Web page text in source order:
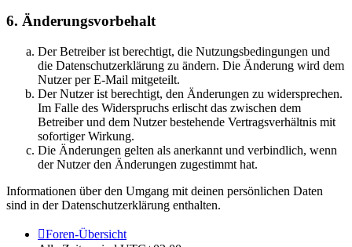
6. Änderungsvorbehalt
Der Betreiber ist berechtigt, die Nutzungsbedingungen und
die Datenschutzerklärung zu ändern. Die Änderung wird dem
Nutzer per E-Mail mitgeteilt.
Der Nutzer ist berechtigt, den Änderungen zu widersprechen.
Im Falle des Widerspruchs erlischt das zwischen dem
Betreiber und dem Nutzer bestehende Vertragsverhältnis mit
sofortiger Wirkung.
Die Änderungen gelten als anerkannt und verbindlich, wenn
der Nutzer den Änderungen zugestimmt hat.
Informationen über den Umgang mit deinen persönlichen Daten
sind in der Datenschutzerklärung enthalten.
Foren-Übersicht